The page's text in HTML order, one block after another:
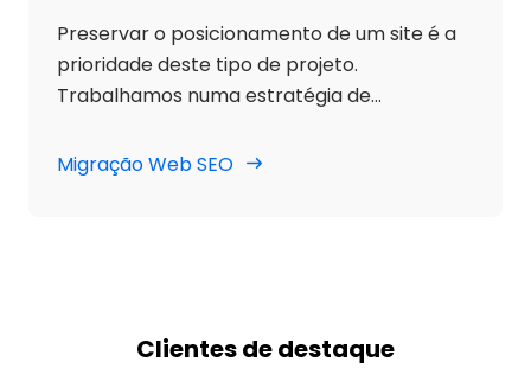
Preservar o posicionamento de um site é a
prioridade deste tipo de projeto.
Trabalhamos numa estratégia de
pormenor se o novo design e a sua
Migração Web SEO
Clientes de destaque